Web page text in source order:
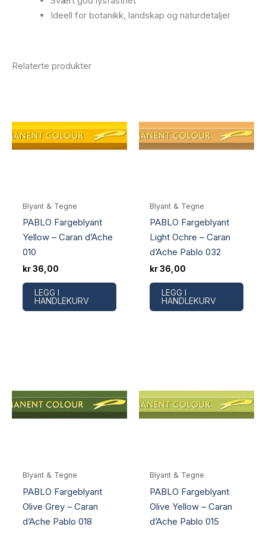
Ideell for botanikk, landskap og naturdetaljer
Relaterte produkter
Blyant & Tegne
PABLO Fargeblyant
Yellow – Caran d’Ache
010
kr36,00
LEGG I
HANDLEKURV
Blyant & Tegne
PABLO Fargeblyant
Light Ochre – Caran
d’Ache Pablo 032
kr36,00
LEGG I
HANDLEKURV
Blyant & Tegne
PABLO Fargeblyant
Olive Grey – Caran
d’Ache Pablo 018
Blyant & Tegne
PABLO Fargeblyant
Olive Yellow – Caran
d’Ache Pablo 015